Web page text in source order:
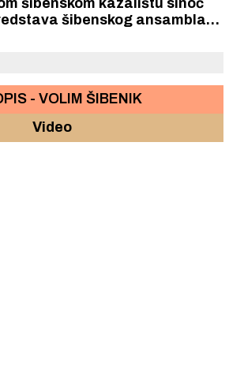
šibenskog ansambla
- VOLIM ŠIBENIK
Video